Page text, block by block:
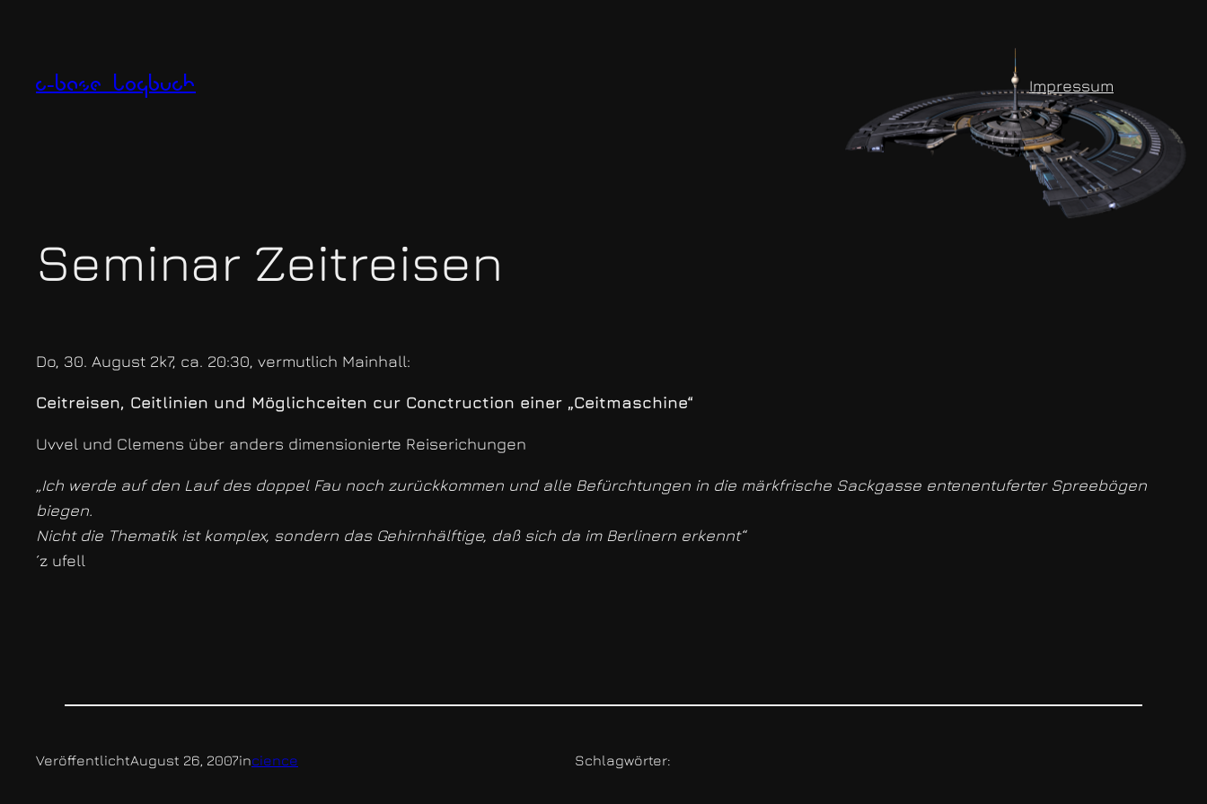
c-base logbuch Impressum
Seminar Zeitreisen
Do, 30. August 2k7, ca. 20:30, vermutlich Mainhall:
Ceitreisen, Ceitlinien und Möglichceiten cur Conctruction einer „Ceitmaschine“
Uvvel und Clemens über anders dimensionierte Reiserichungen
„Ich werde auf den Lauf des doppel Fau noch zurückkommen und alle Befürchtungen in die märkfrische Sackgasse entenentuferter Spreebögen
biegen.
Nicht die Thematik ist komplex, sondern das Gehirnhälftige, daß sich da im Berlinern erkennt“
´z ufell
VeröffentlichtAugust 26, 2007incience Schlagwörter: